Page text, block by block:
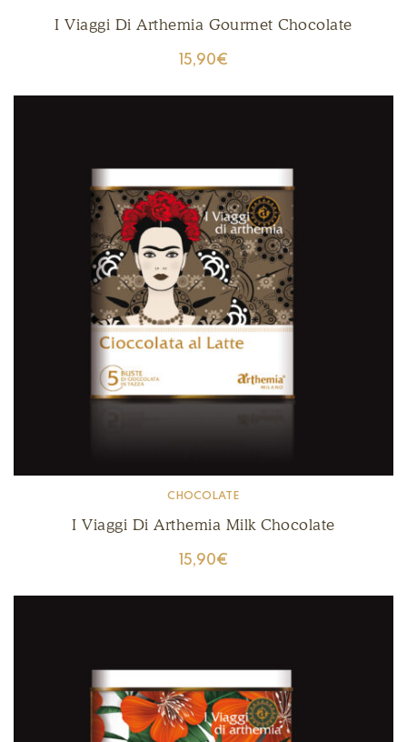
I Viaggi Di Arthemia Gourmet Chocolate
15,90€
CHOCOLATE
I Viaggi Di Arthemia Milk Chocolate
15,90€